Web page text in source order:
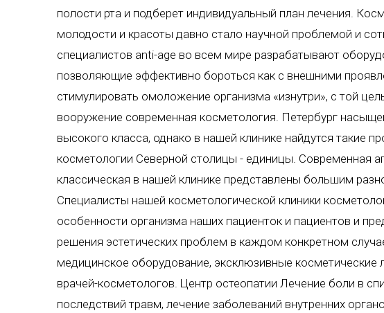
полости рта и подберет индивидуальный план лечения.
молодости и красоты давно стало научной проблемой и
специалистов anti-age во всем мире разрабатывают
позволяющие эффективно бороться как с внешними
стимулировать омоложение организма «изнутри», с той
вооружение современная косметология. Петербург
высокого класса, однако в нашей клинике найдутся такие
косметологии Северной столицы - единицы. Современная
классическая в нашей клинике представлены большим
Специалисты нашей косметологической клиники
особенности организма наших пациенток и пациентов и
решения эстетических проблем в каждом конкретном
медицинское оборудование, эксклюзивные косметические
врачей-косметологов. Центр остеопатии Лечение боли в
последствий травм, лечение заболеваний внутренних